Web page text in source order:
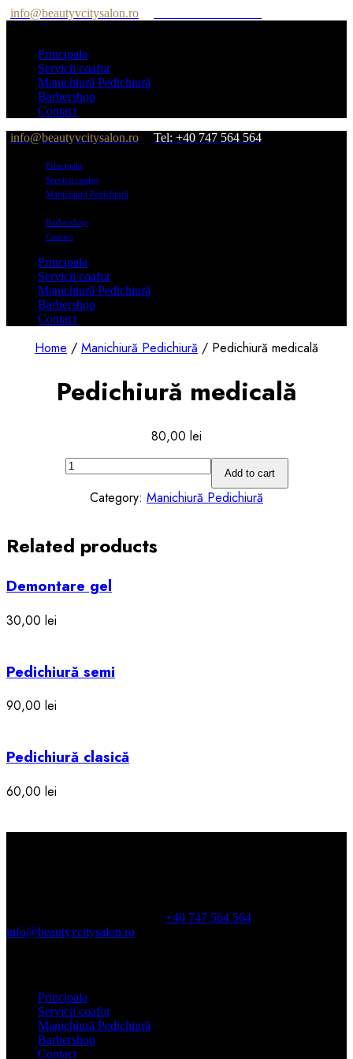
info@beautyvcitysalon.ro
Principala
Servicii coafor
Manichiură Pedichiură
Barbershop
Contact
info@beautyvcitysalon.ro
Tel: +40 747 564 564
Principala
Servicii coafor
Manichiură Pedichiură
Barbershop
Contact
Principala
Servicii coafor
Manichiură Pedichiură
Barbershop
Contact
Home / Manichiură Pedichiură / Pedichiură medicală
Pedichiură medicală
80,00 lei
Pedichiură
medicală
quantity
Add to cart
Category: Manichiură Pedichiură
Related products
Demontare gel
30,00 lei
Pedichiură semi
90,00 lei
Pedichiură clasică
60,00 lei
+40 747 564 564
info@beautyvcitysalon.ro
Principala
Servicii coafor
Manichiură Pedichiură
Barbershop
Contact